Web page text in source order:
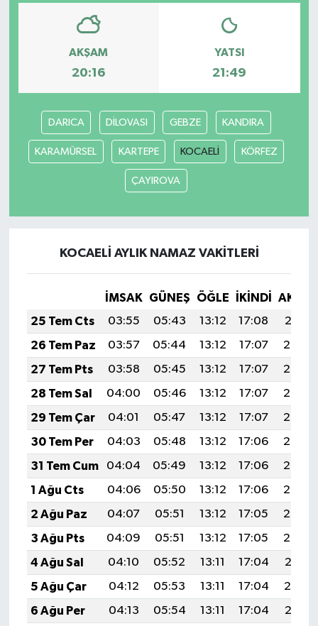
AKŞAM
20:16
YATSI
21:49
DARICA DİLOVASI GEBZE KANDIRA
KARAMÜRSEL KARTEPE KOCAELİ KÖRFEZ
ÇAYIROVA
KOCAELİ AYLIK NAMAZ VAKITLERI
İMSAK GÜNEŞ ÖĞLE İKINDI
25 Tem Cts
03:55 05:43 13:12 17:08
20:31
26 Tem Paz
03:57 05:44 13:12 17:07
20:30
27 Tem Pts
03:58 05:45 13:12 17:07
20:29
28 Tem Sal
04:00 05:46 13:12 17:07
20:28
29 Tem Çar
04:01 05:47 13:12 17:07
20:27
30 Tem Per
04:03 05:48 13:12 17:06
20:26
31 Tem Cum
04:04 05:49 13:12 17:06
20:25
1 Ağu Cts
04:06 05:50 13:12 17:06
20:24
2 Ağu Paz
04:07 05:51 13:12 17:05
20:23
3 Ağu Pts
04:09 05:51 13:12 17:05
20:22
4 Ağu Sal
04:10 05:52 13:11 17:04
20:21
5 Ağu Çar
04:12 05:53 13:11 17:04
20:19
6 Ağu Per
04:13 05:54 13:11 17:04
20:18